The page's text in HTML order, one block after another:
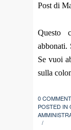
Post di
Questo
abbonati.
Se vuoi
sulla
0
POSTED IN
/